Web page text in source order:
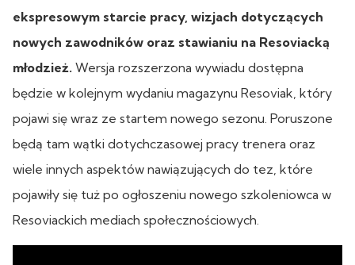
ekspresowym starcie pracy, wizjach dotyczących
nowych zawodników oraz stawianiu na Resoviacką
młodzież. Wersja rozszerzona wywiadu dostępna
będzie w kolejnym wydaniu magazynu Resoviak, który
pojawi się wraz ze startem nowego sezonu. Poruszone
będą tam wątki dotychczasowej pracy trenera oraz
wiele innych aspektów nawiązujących do tez, które
pojawiły się tuż po ogłoszeniu nowego szkoleniowca w
Resoviackich mediach społecznościowych.